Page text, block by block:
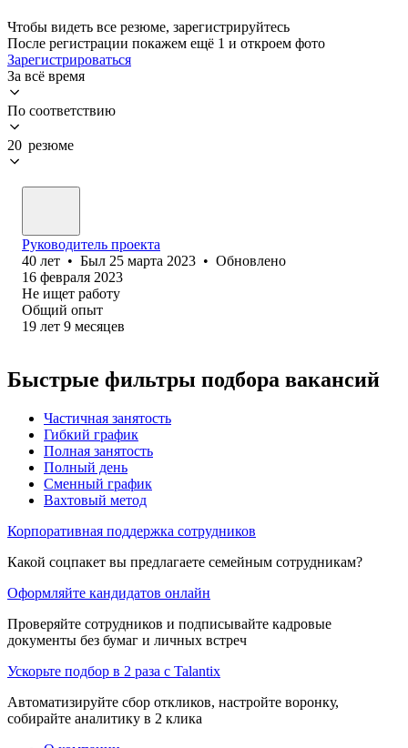
Чтобы видеть все резюме, зарегистрируйтесь
После регистрации покажем ещё 1 и откроем фото
Зарегистрироваться
За всё время
По соответствию
20 резюме
Руководитель проекта
40 лет • Был 25 марта 2023 • Обновлено
16 февраля 2023
Не ищет работу
Общий опыт
19 лет 9 месяцев
Быстрые фильтры подбора вакансий
Частичная занятость
Гибкий график
Полная занятость
Полный день
Сменный график
Вахтовый метод
Корпоративная поддержка сотрудников
Какой соцпакет вы предлагаете семейным сотрудникам?
Оформляйте кандидатов онлайн
Проверяйте сотрудников и подписывайте кадровые
документы без бумаг и личных встреч
Ускорьте подбор в 2 раза с Talantix
Автоматизируйте сбор откликов, настройте воронку,
собирайте аналитику в 2 клика